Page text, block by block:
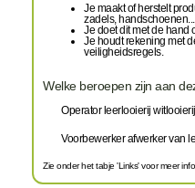
Je maakt of herstelt
zadels,
Je doet dit met de hand
Je houdt rekening met
veiligheidsregels.
Welke beroepen zijn aan
Operator leerlooierij witlooierij
Voorbewerker afwerker van
Zie onder het tabje 'Links' voor meer